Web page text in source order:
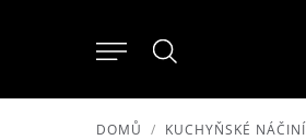
DOMŮ KUCHYŇSKÉ NÁČINÍ